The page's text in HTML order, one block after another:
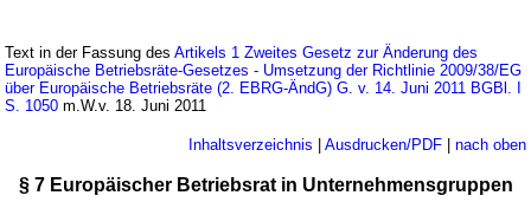
Text in der Fassung desArtikels 1 Zweites Gesetz zur Änderung des
Europäische Betriebsräte-Gesetzes - Umsetzung der Richtlinie 2009/38/EG
über Europäische Betriebsräte (2. EBRG-ÄndG) G. v. 14. Juni 2011 BGBl. I
S. 1050 m.W.v. 18. Juni 2011
Inhaltsverzeichnis Ausdrucken/PDF| nach oben
§ 7 Europäischer Betriebsrat in Unternehmensgruppen